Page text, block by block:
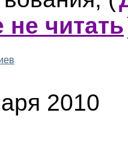
читать
2010